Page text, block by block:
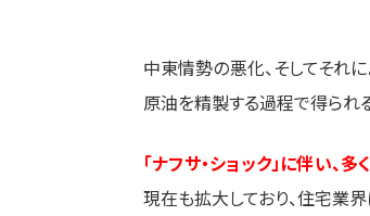
中東情勢の悪化、そしてそれ
原油を精製する過程で得られ
「ナフサ・ショック」に伴い
現在も拡大しており、住宅業